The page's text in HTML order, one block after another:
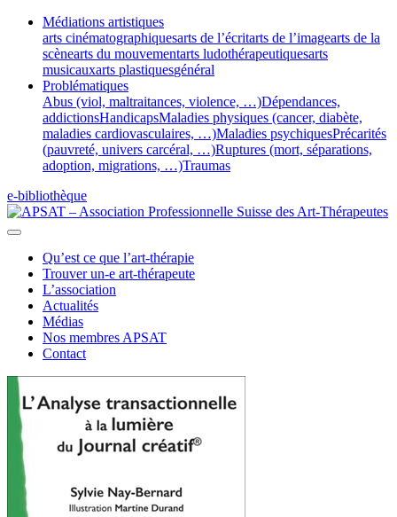
Médiations artistiques
arts cinématographiquesarts de l’écritarts de l’imagearts de la
scènearts du mouvementarts ludothérapeutiquesarts
musicauxarts plastiquesgénéral
Problématiques
Abus (viol, maltraitances, violence, …)Dépendances,
addictionsHandicapsMaladies physiques (cancer, diabète,
maladies cardiovasculaires, …)Maladies psychiquesPrécarités
(pauvreté, univers carcéral, …)Ruptures (mort, séparations,
adoption, migrations, …)Traumas
e-bibliothèque
Qu’est ce que l’art-thérapie
Trouver un-e art-thérapeute
L’association
Actualités
Médias
Nos membres APSAT
Contact